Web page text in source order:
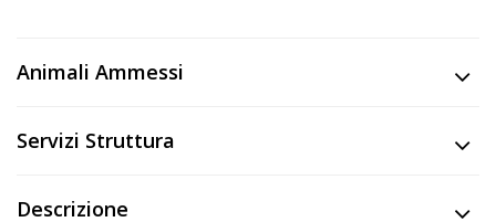
Tutorial
Lavora
Animali Ammessi
Servizi Struttura
Descrizione